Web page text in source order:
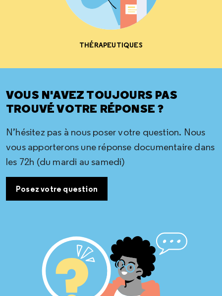
THÉRAPEUTIQUES
VOUS N'AVEZ TOUJOURS PAS
TROUVÉ VOTRE RÉPONSE ?
N’hésitez pas à nous poser votre question. Nous
vous apporterons une réponse documentaire dans
les 72h (du mardi au samedi)
Posez votre question